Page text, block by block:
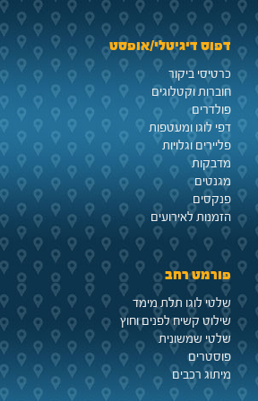
דפוס דיגיטלי/אופסט
כרטיסי ביקור
חוברות וקטלוגים
פולדרים
דפי לוגו ומעטפות
פליירים וגלויות
מדבקות
מגנטים
פנקסים
הזמנות לאירועים
פורמט רחב
שלטי לוגו תלת מימד
שילוט קשיח לפנים וחוץ
שלטי שמשונית
פוסטרים
מיתוג רכבים